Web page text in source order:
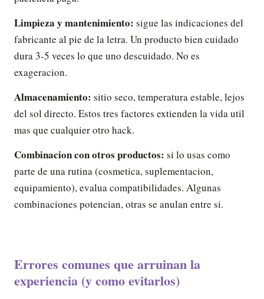
Limpieza y mantenimiento: sigue las indicaciones del
fabricante al pie de la letra. Un producto bien cuidado
dura 3-5 veces lo que uno descuidado. No es
exageracion.
Almacenamiento: sitio seco, temperatura estable, lejos
del sol directo. Estos tres factores extienden la vida util
mas que cualquier otro hack.
Combinacion con otros productos: si lo usas como
parte de una rutina (cosmetica, suplementacion,
equipamiento), evalua compatibilidades. Algunas
combinaciones potencian, otras se anulan entre si.
Errores comunes que arruinan la
experiencia (y como evitarlos)